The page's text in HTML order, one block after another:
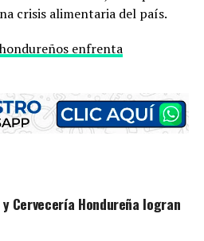
crisis alimentaria del país.
enfrenta
y Cervecería Hondureña logran